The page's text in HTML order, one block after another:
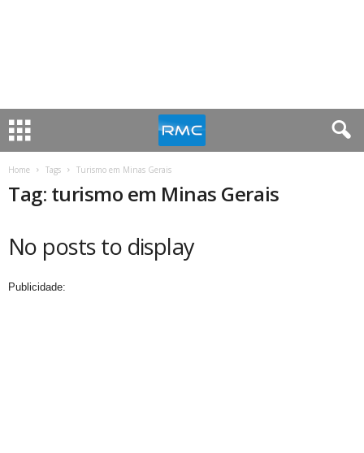
Home Tags Turismo em Minas Gerais
Tag: turismo em Minas Gerais
No posts to display
Publicidade: